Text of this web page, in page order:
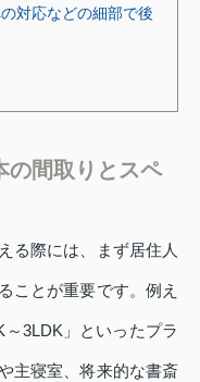
対応などの細部で後
の間取りとスペ
る際には、まず居住人
ことが重要です。例え
3LDK」といったプラ
主寝室、将来的な書斎